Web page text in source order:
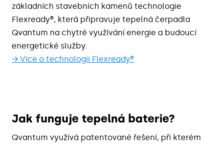
základních stavebních kamenů technologie
Flexready®, která připravuje tepelná čerpadla
Qvantum na chytré využívání energie a budoucí
energetické služby.
→ Více o technologii Flexready®
Jak funguje tepelná baterie?
Qvantum využívá patentované řešení, při kterém